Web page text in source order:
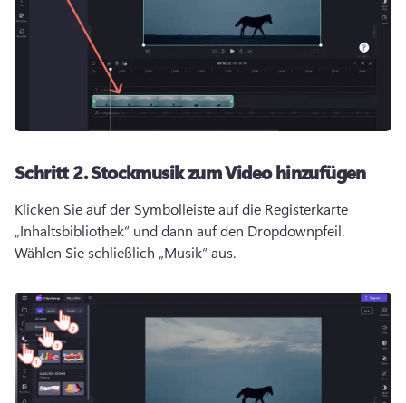
Schritt 2.Stockmusik zum Video hinzufügen
Klicken Sie auf der Symbolleiste auf die Registerkarte
„Inhaltsbibliothek“ und dann auf den Dropdownpfeil.
Wählen Sie schließlich „Musik“ aus.